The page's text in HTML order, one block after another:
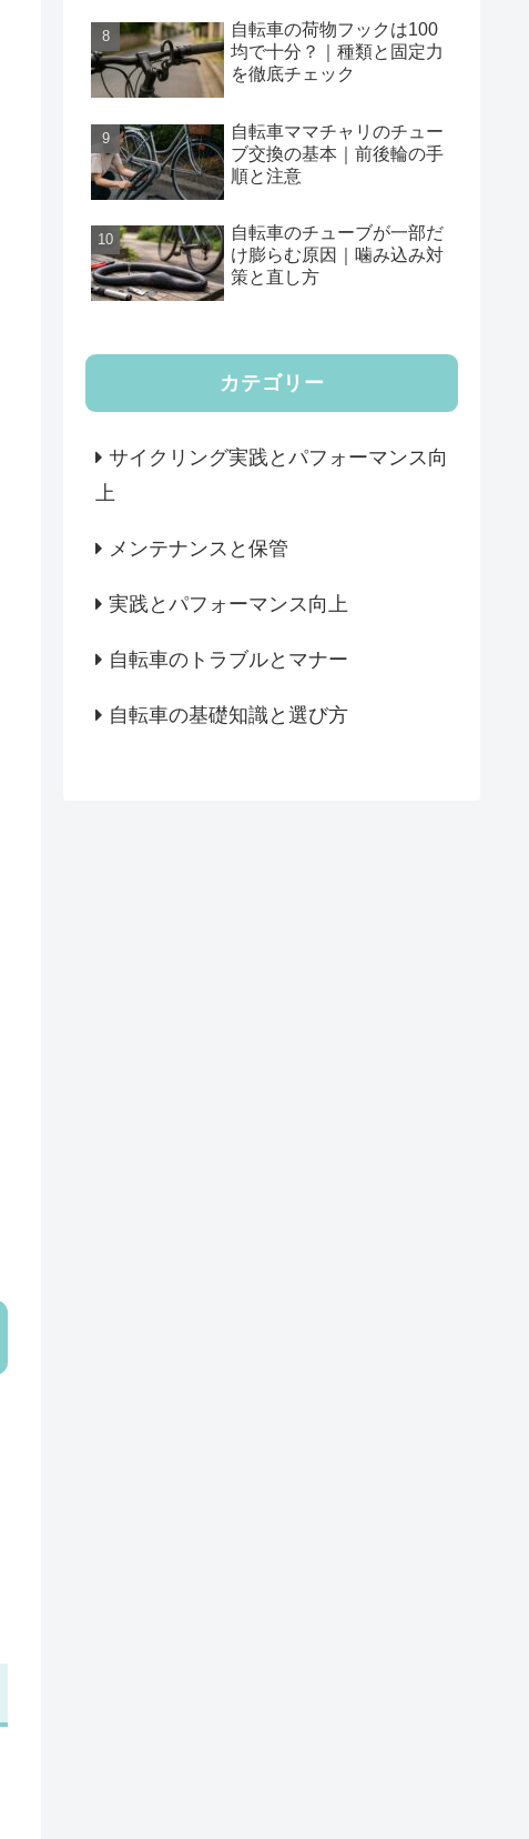
自転車の荷物フックは100
均で十分？｜種類と固定力
を徹底チェック
自転車ママチャリのチュー
ブ交換の基本｜前後輪の手
順と注意
自転車のチューブが一部だ
け膨らむ原因｜噛み込み対
策と直し方
カテゴリー
サイクリング実践とパフォーマンス向
上
メンテナンスと保管
実践とパフォーマンス向上
自転車のトラブルとマナー
自転車の基礎知識と選び方